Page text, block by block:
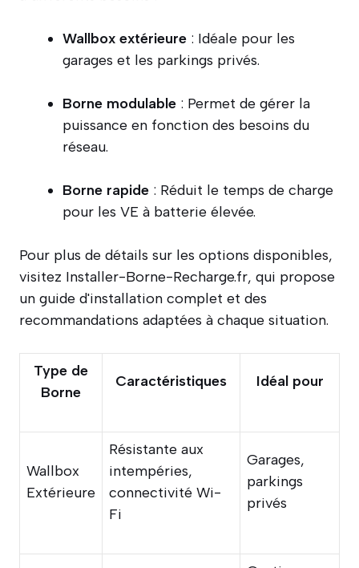
Wallbox extérieure : Idéale pour les
garages et les parkings privés.
Borne modulable : Permet de gérer la
puissance en fonction des besoins du
réseau.
Borne rapide : Réduit le temps de charge
pour les VE à batterie élevée.
Pour plus de détails sur les options disponibles,
visitez Installer-Borne-Recharge.fr, qui propose
un guide d'installation complet et des
recommandations adaptées à chaque situation.
Type de
Borne
Caractéristiques Idéal pour
Wallbox
Extérieure
Résistante aux
intempéries,
connectivité Wi-
Fi
Garages,
parkings
privés